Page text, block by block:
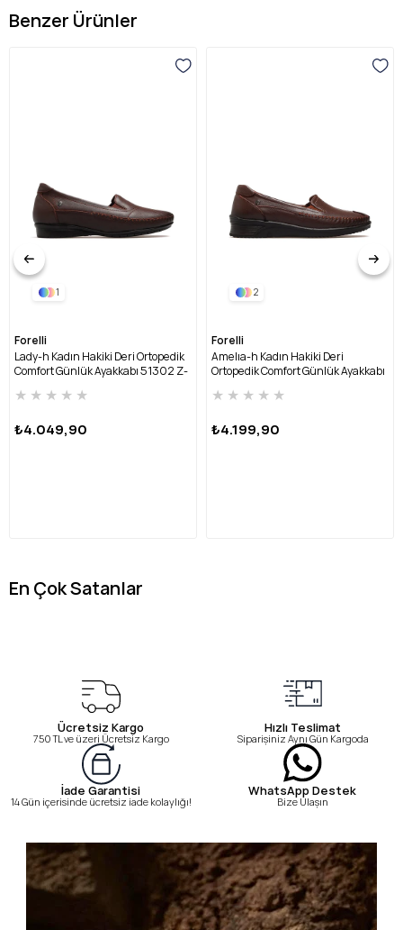
Benzer Ürünler
1
Forelli
Lady-h Kadın Hakiki Deri Ortopedik
Comfort Günlük Ayakkabı 51302 Z-
★ ★ ★ ★ ★
₺4.049,90
2
Forelli
Amelıa-h Kadın Hakiki Deri
Ortopedik Comfort Günlük Ayakkabı
★ ★ ★ ★ ★
₺4.199,90
En Çok Satanlar
Ücretsiz Kargo
750 TL ve üzeri Ücretsiz Kargo
Hızlı Teslimat
Siparişiniz Aynı Gün Kargoda
İade Garantisi
14 Gün içerisinde ücretsiz iade kolaylığı!
WhatsApp Destek
Bize Ulaşın